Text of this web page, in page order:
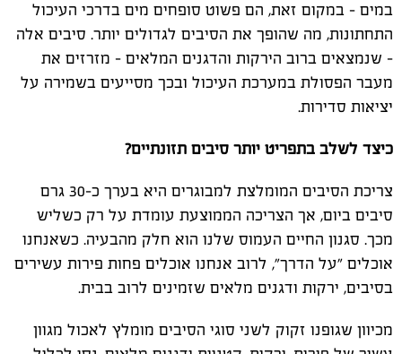
במים - במקום זאת, הם פשוט סופחים מים בדרכי העיכול
התחתונות, מה שהופך את הסיבים לגדולים יותר. סיבים אלה
- שנמצאים ברוב הירקות והדגנים המלאים - מזרזים את
מעבר הפסולת במערכת העיכול ובכך מסייעים בשמירה על
יציאות סדירות.
כיצד לשלב בתפריט יותר סיבים תזונתיים?
צריכת הסיבים המומלצת למבוגרים היא בערך כ-30 גרם
סיבים ביום, אך הצריכה הממוצעת עומדת על רק כשליש
מכך. סגנון החיים העמוס שלנו הוא חלק מהבעיה. כשאנחנו
אוכלים "על הדרך", לרוב אנחנו אוכלים פחות פירות עשירים
בסיבים, ירקות ודגנים מלאים שזמינים לרוב בבית.
מכיוון שגופנו זקוק לשני סוגי הסיבים מומלץ לאכול מגוון